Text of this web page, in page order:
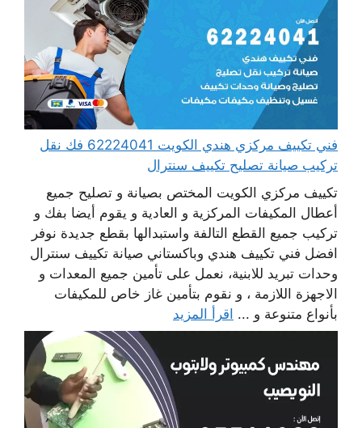
فني تكييف مركزي هندي الكويت 62224041 فك نقل
تركيب صيانة تصليح تكييف سنترال
تكييف مركزي الكويت المختص بصيانة و تصليح جميع
أعطال المكيفات المركزية و العادية و يقوم أيضا بفك و
تركيب جميع القطع التالفة واستبدالها بقطع جديدة نوفر
افضل فني تكييف هندي وباكستاني صيانة تكييف سنترال
وحدات تبريد للابنية، نعمل على تأمين جميع المعدات و
الاجهزة اللازمة ، و نقوم بتأمين غاز خاص للمكيفات
بأنواع متنوعة و ... اقرأ المزيد